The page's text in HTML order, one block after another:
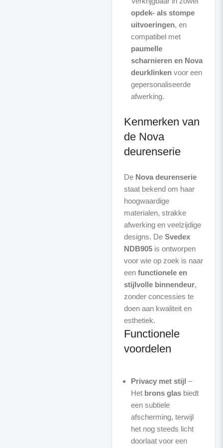
opdek- als stompe
uitvoeringen, en
compatibel met
paumelle
scharnieren en Nova
deurklinkenvoor een
gepersonaliseerde
afwerking.
Kenmerken van
de Nova
deurenserie
De Nova deurenserie
staat bekend om haar
hoogwaardige
materialen, strakke
afwerking en veelzijdige
designs. De Svedex
NDB905is ontworpen
voor wie op zoek is naar
een functionele en
stijlvolle binnendeur,
zonder concessies te
doen aan kwaliteit en
Functionele
voordelen
Privacy met stijl –
Het brons glasbiedt
een subtiele
afscherming, terwijl
het nog steeds licht
doorlaat voor een